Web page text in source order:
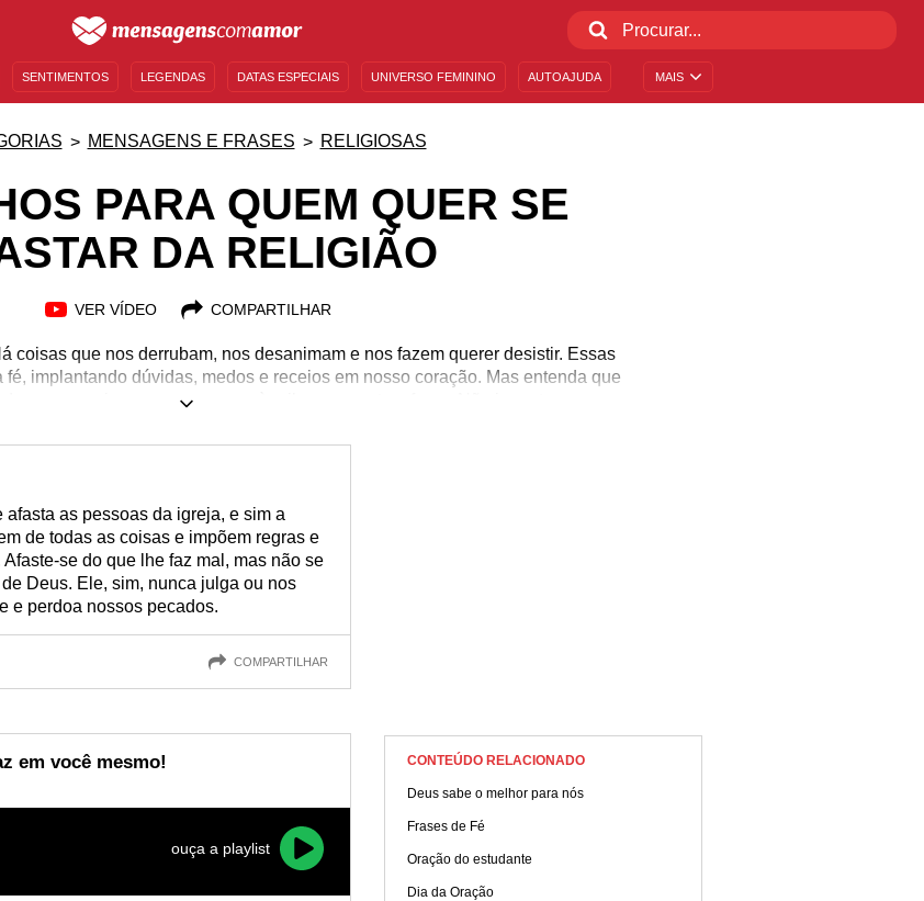
MAIS
SENTIMENTOS LEGENDAS DATAS ESPECIAIS UNIVERSO FEMININO AUTOAJUDA
MENSAGENS E FRASES RELIGIOSAS
PARA QUEM QUER SE
DA RELIGIÃO
VER VÍDEO COMPARTILHAR
coisas que nos derrubam, nos desanimam e nos fazem querer desistir. Essas
implantando dúvidas, medos e receios em nosso coração. Mas entenda que
que precisamos nos agarrar àquilo que nos traz força. Não importa em que
olhar para trás e enxergar que valeu a pena ter esperança. Envie nossos
as pessoas da igreja, e sim a
de todas as coisas e impõem regras e
se do que lhe faz mal, mas não se
Deus. Ele, sim, nunca julga ou nos
e perdoa nossos pecados.
COMPARTILHAR
em você mesmo!
ouça a playlist
CONTEÚDO RELACIONADO
Deus sabe o melhor para nós
Frases de Fé
Oração do estudante
Dia da Oração